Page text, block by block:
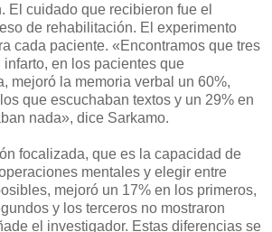
El cuidado que recibieron fue el
de rehabilitación. El experimento
cada paciente. «Encontramos que tres
en los pacientes que
mejoró la memoria verbal un 60%,
que escuchaban textos y un 29% en
nada», dice Sarkamo.
focalizada, que es la capacidad de
mentales y elegir entre
mejoró un 17% en los primeros,
y los terceros no mostraron
el investigador. Estas diferencias se